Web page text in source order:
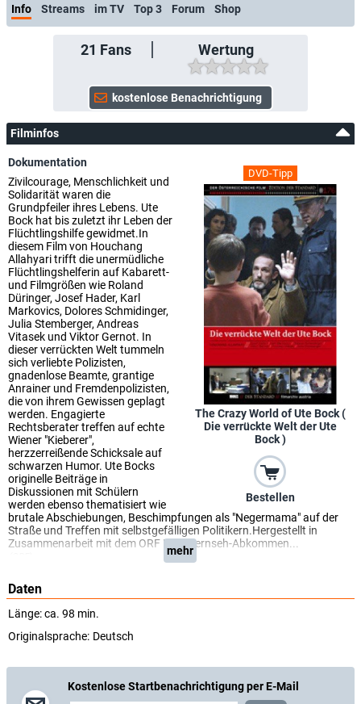
Info Streams im TV Top 3 Forum Shop
21 Fans Wertung
Filminfos
DVD-Tipp
The Crazy World of Ute Bock (
Die verrückte Welt der Ute
Bock )
Bestellen
Dokumentation
Zivilcourage, Menschlichkeit und
Solidarität waren die
Grundpfeiler ihres Lebens. Ute
Bock hat bis zuletzt ihr Leben der
Flüchtlingshilfe gewidmet.In
diesem Film von Houchang
Allahyari trifft die unermüdliche
Flüchtlingshelferin auf Kabarett-
und Filmgrößen wie Roland
Düringer, Josef Hader, Karl
Markovics, Dolores Schmidinger,
Julia Stemberger, Andreas
Vitasek und Viktor Gernot. In
dieser verrückten Welt tummeln
sich verliebte Polizisten,
gnadenlose Beamte, grantige
Anrainer und Fremdenpolizisten,
die von ihrem Gewissen geplagt
werden. Engagierte
Rechtsberater treffen auf echte
Wiener "Kieberer",
herzzerreißende Schicksale auf
schwarzen Humor. Ute Bocks
originelle Beiträge in
Diskussionen mit Schülern
werden ebenso thematisiert wie
brutale Abschiebungen, Beschimpfungen als "Negermama" auf der
Straße und Treffen mit selbstgefälligen Politikern.Hergestellt in
Zusammenarbeit mit dem ORF Film/Fernseh-Abkommen...
mehr
Daten
Länge: ca. 98 min.
Originalsprache: Deutsch
Kostenlose Startbenachrichtigung per E-Mail